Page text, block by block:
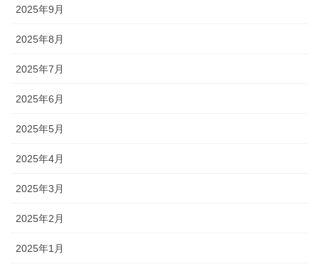
2025年9月
2025年8月
2025年7月
2025年6月
2025年5月
2025年4月
2025年3月
2025年2月
2025年1月